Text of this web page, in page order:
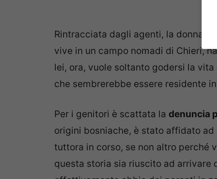
Rintracciata dagli agenti, la donna
vive in un campo nomadi di Chieri,
lei, ora, vuole soltanto godersi la
che sembrerebbe essere residente
Per i genitori è scattata la denuncia
origini bosniache, è stato affidato
tuttora in corso, se non altro perché
questa storia sia riuscito ad arrivare